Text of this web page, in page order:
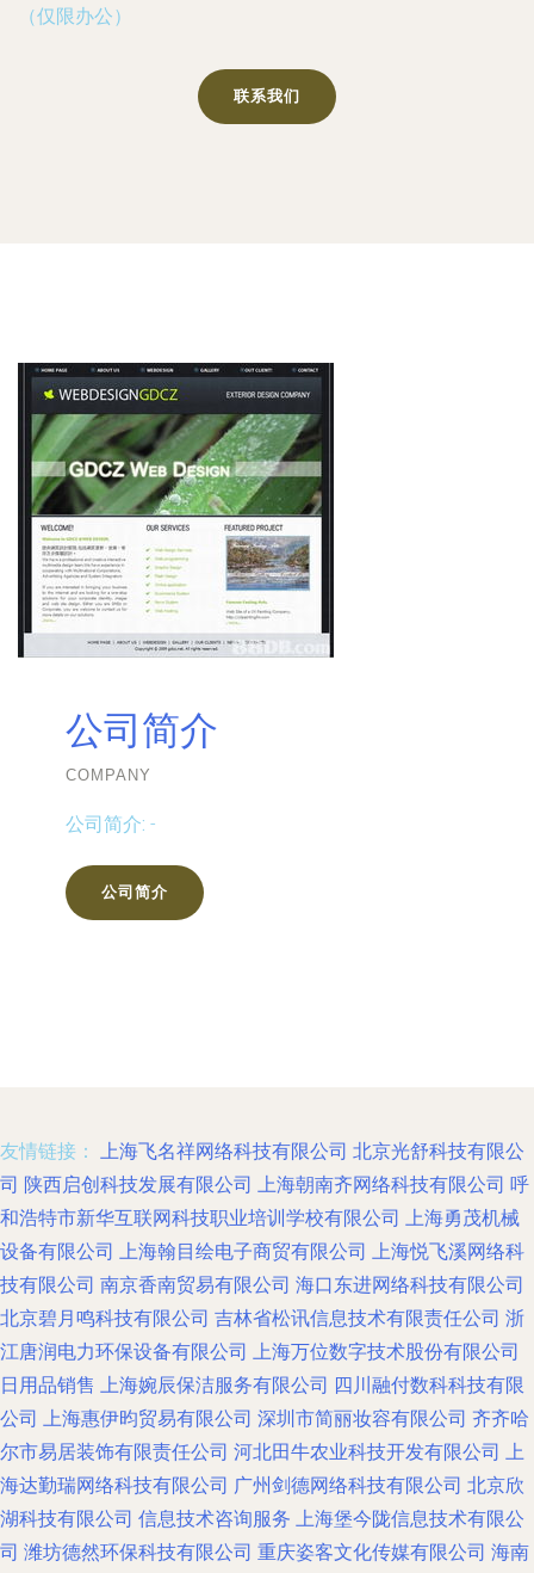
（仅限办公）
联系我们
公司简介
COMPANY
公司简介: -
公司简介
友情链接： 上海飞名祥网络科技有限公司 北京光舒科技有限公
司 陕西启创科技发展有限公司 上海朝南齐网络科技有限公司 呼
和浩特市新华互联网科技职业培训学校有限公司 上海勇茂机械
设备有限公司 上海翰目绘电子商贸有限公司 上海悦飞溪网络科
技有限公司 南京香南贸易有限公司 海口东进网络科技有限公司
北京碧月鸣科技有限公司 吉林省松讯信息技术有限责任公司 浙
江唐润电力环保设备有限公司 上海万位数字技术股份有限公司
日用品销售 上海婉辰保洁服务有限公司 四川融付数科科技有限
公司 上海惠伊昀贸易有限公司 深圳市简丽妆容有限公司 齐齐哈
尔市易居装饰有限责任公司 河北田牛农业科技开发有限公司 上
海达勤瑞网络科技有限公司 广州剑德网络科技有限公司 北京欣
湖科技有限公司 信息技术咨询服务 上海堡今陇信息技术有限公
司 潍坊德然环保科技有限公司 重庆姿客文化传媒有限公司 海南